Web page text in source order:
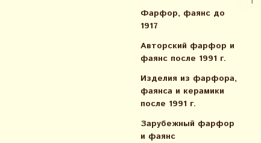
Фарфор, фаянс до
1917
Авторский фарфор и
фаянс после 1991 г.
Изделия из фарфора,
фаянса и керамики
после 1991 г.
Зарубежный фарфор
и фаянс